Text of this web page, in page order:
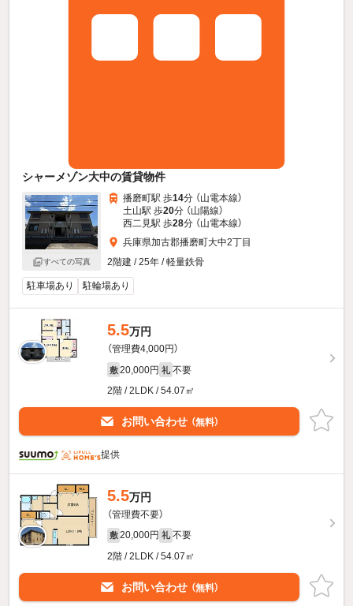
シャーメゾン大中の賃貸物件
すべての写真
播磨町駅 歩14分 （山電本線）
土山駅 歩20分 （山陽線）
西二見駅 歩28分 （山電本線）
兵庫県加古郡播磨町大中2丁目
2階建 / 25年 / 軽量鉄骨
駐車場あり 駐輪場あり
5.5万円
（管理費4,000円）
敷 20,000円 礼 不要
2階 / 2LDK / 54.07㎡
お問い合わせ （無料）
提供
5.5万円
（管理費不要）
敷 20,000円 礼 不要
2階 / 2LDK / 54.07㎡
お問い合わせ （無料）